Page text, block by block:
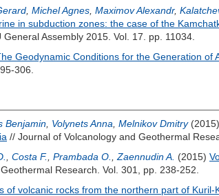
Michel Agnes Maximov Alexandr,
in subduction zones: the case of the
Assembly 2015. Vol. 17. pp. 11034.
Geodynamic Conditions for the Generation of
306.
Benjamin Volynets Anna Melnikov Dmitry(2015)
// Journal of Volcanology and Geothermal
Costa F. Prambada O. Zaennudin A. (2015)
Research. Vol. 301, pp. 238-252.
of volcanic rocks from the northern part of